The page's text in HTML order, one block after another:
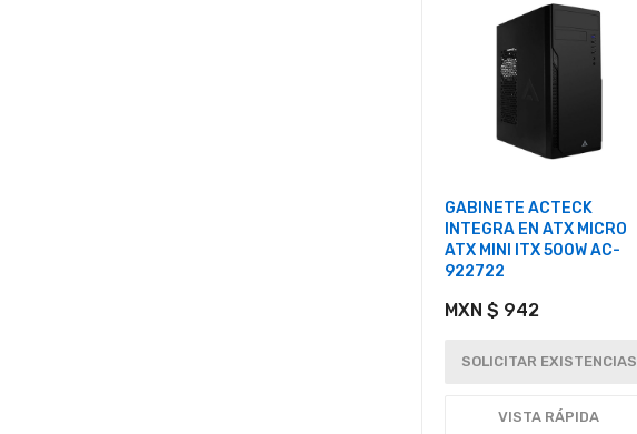
GABINETE ACTECK
INTEGRA EN ATX MICRO
ATX MINI ITX 500W AC-
922722
MXN $ 942
SOLICITAR EXISTENCIAS
VISTA RÁPIDA